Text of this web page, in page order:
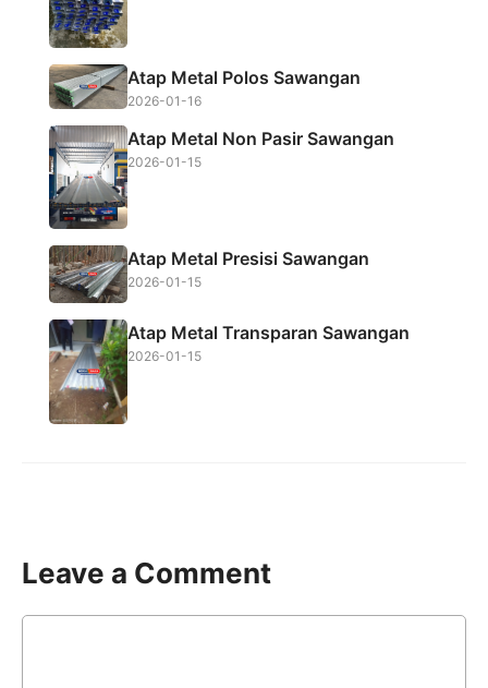
o
k
Atap Metal Polos Sawangan
2026-01-16
Atap Metal Non Pasir Sawangan
2026-01-15
Atap Metal Presisi Sawangan
2026-01-15
Atap Metal Transparan Sawangan
2026-01-15
Leave a Comment
Comment